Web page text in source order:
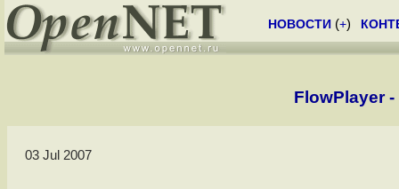
НОВОСТИ (+)
FlowPlayer
03 Jul 2007